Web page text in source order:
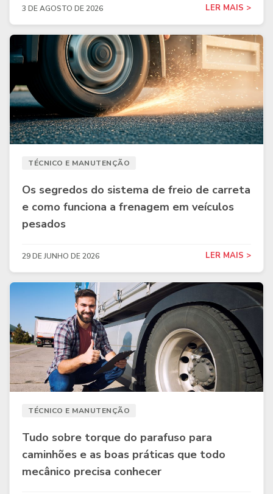
3 DE AGOSTO DE 2026 LER MAIS >
TÉCNICO E MANUTENÇÃO
Os segredos do sistema de freio de carreta
e como funciona a frenagem em veículos
pesados
29 DE JUNHO DE 2026 LER MAIS >
TÉCNICO E MANUTENÇÃO
Tudo sobre torque do parafuso para
caminhões e as boas práticas que todo
mecânico precisa conhecer